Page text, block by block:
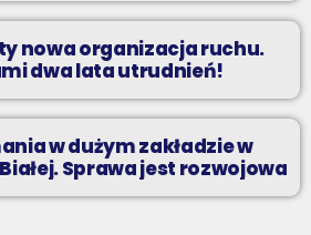
nowa organizacja ruchu.
dwa lata utrudnień!
w dużym zakładzie w
Sprawa jest rozwojowa